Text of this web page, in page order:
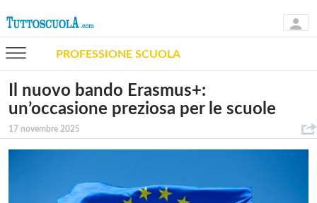
PROFESSIONE SCUOLA
Il nuovo bando Erasmus+:
un’occasione preziosa per le scuole
17 novembre 2025